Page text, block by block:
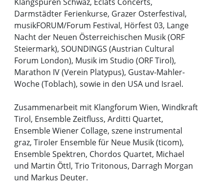
Darmstädter Ferienkurse, Grazer Osterfestival,
musikFORUM/Forum Festival, Hörfest 03, Lange
Nacht der Neuen Österreichischen Musik (ORF
Steiermark), SOUNDINGS (Austrian Cultural
Forum London), Musik im Studio (ORF Tirol),
Marathon IV (Verein Platypus), Gustav-Mahler-
Woche (Toblach), sowie in den USA und Israel.
Zusammenarbeit mit Klangforum Wien, Windkraft
Tirol, Ensemble Zeitfluss, Arditti Quartet,
Ensemble Wiener Collage, szene instrumental
graz, Tiroler Ensemble für Neue Musik (ticom),
Ensemble Spektren, Chordos Quartet, Michael
und Martin Öttl, Trio Tritonous, Darragh Morgan
und Markus Deuter.